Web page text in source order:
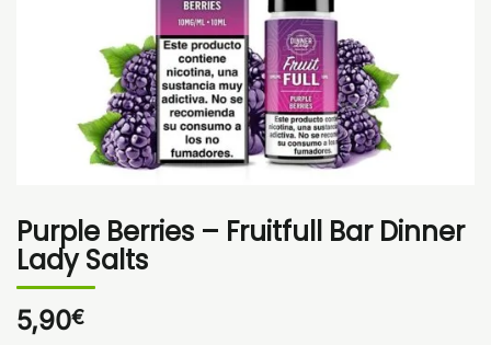
Purple Berries – Fruitfull Bar Dinner
Lady Salts
5,90€